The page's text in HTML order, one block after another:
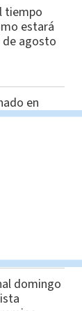
tiempo
estará
de agosto
en
años;
21 de julio
domingo